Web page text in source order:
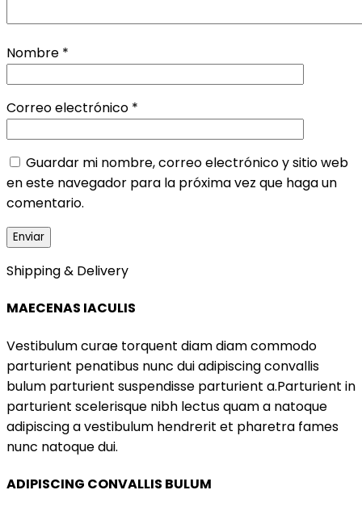
Nombre *
Correo electrónico *
Guardar mi nombre, correo electrónico y sitio web
en este navegador para la próxima vez que haga un
comentario.
Shipping & Delivery
MAECENAS IACULIS
Vestibulum curae torquent diam diam commodo
parturient penatibus nunc dui adipiscing convallis
bulum parturient suspendisse parturient a.Parturient in
parturient scelerisque nibh lectus quam a natoque
adipiscing a vestibulum hendrerit et pharetra fames
nunc natoque dui.
ADIPISCING CONVALLIS BULUM